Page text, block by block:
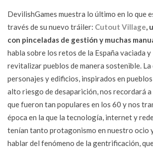
DevilishGames muestra lo último en lo que
través de su nuevo tráiler: Cutout Village ,
con pinceladas de gestión y muchas
habla sobre los retos de la España vaciada
revitalizar pueblos de manera sostenible.
personajes y edificios, inspirados en
alto riesgo de desaparición, nos recordará
que fueron tan populares en los 60 y nos
época en la que la tecnología, internet y
tenían tanto protagonismo en nuestro ocio
hablar del fenómeno de la gentrificación,